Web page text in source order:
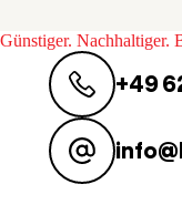
Günstiger. Nachhaltiger.
+49